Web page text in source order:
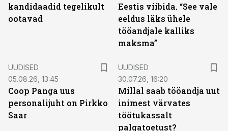
kandidaadid tegelikult
ootavad
Eestis viibida. “See vale
eeldus läks ühele
tööandjale kalliks
maksma”
UUDISED
05.08.26, 13:45
Coop Panga uus
personalijuht on Pirkko
Saar
UUDISED
30.07.26, 16:20
Millal saab tööandja uut
inimest värvates
töötukassalt
palgatoetust?